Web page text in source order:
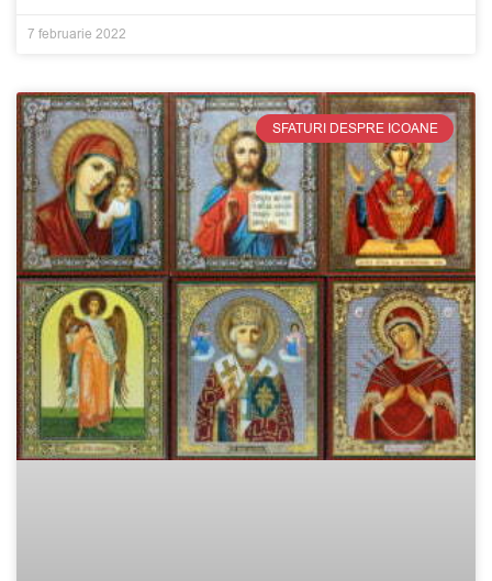
7 februarie 2022
SFATURI DESPRE ICOANE